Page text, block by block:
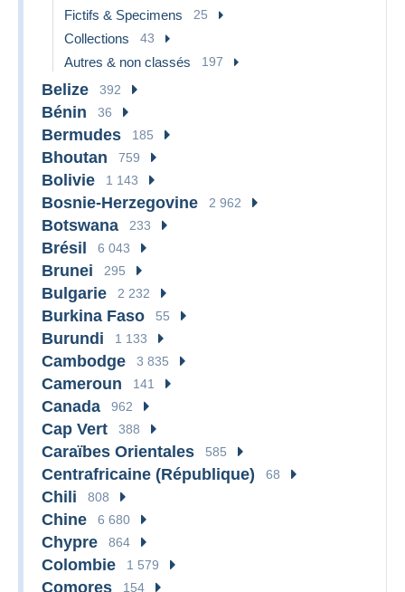
Fictifs & Specimens 25
Collections 43
Autres & non classés 197
Belize 392
Bénin 36
Bermudes 185
Bhoutan 759
Bolivie 1 143
Bosnie-Herzegovine 2 962
Botswana 233
Brésil 6 043
Brunei 295
Bulgarie 2 232
Burkina Faso 55
Burundi 1 133
Cambodge 3 835
Cameroun 141
Canada 962
Cap Vert 388
Caraïbes Orientales 585
Centrafricaine (République) 68
Chili 808
Chine 6 680
Chypre 864
Colombie 1 579
Comores 154